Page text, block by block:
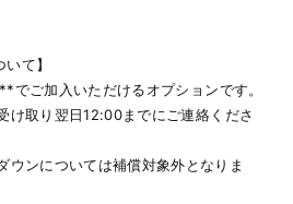
て】
ご加入いただけるオプションです。
け取り翌日12:00までにご連絡くださ
ンについては補償対象外となりま